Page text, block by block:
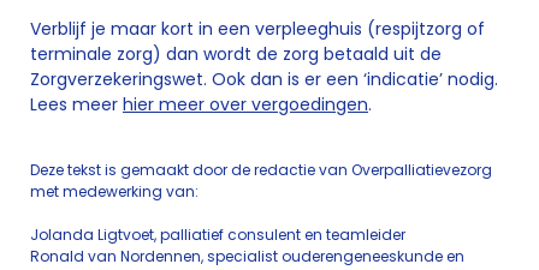
Verblijf je maar kort in een verpleeghuis (respijtzorg of
terminale zorg) dan wordt de zorg betaald uit de
Zorgverzekeringswet. Ook dan is er een ‘indicatie’ nodig.
Lees meer hier meer over vergoedingen.
Deze tekst is gemaakt door de redactie van Overpalliatievezorg
met medewerking van:
Jolanda Ligtvoet, palliatief consulent en teamleider
Ronald van Nordennen, specialist ouderengeneeskunde en